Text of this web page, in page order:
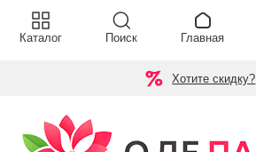
Хотите скидку?
Каталог Поиск Главная